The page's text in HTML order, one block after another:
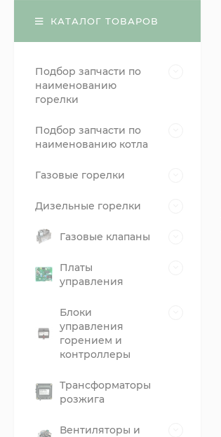
КАТАЛОГ ТОВАРОВ
Подбор запчасти по
наименованию
горелки
Подбор запчасти по
наименованию котла
Газовые горелки
Дизельные горелки
Газовые клапаны
Платы
управления
Блоки
управления
горением и
контроллеры
Трансформаторы
розжига
Вентиляторы и